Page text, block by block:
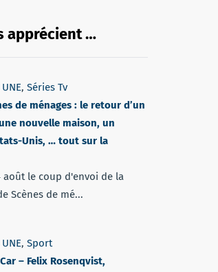
apprécient …
, Séries Tv
de ménages : le retour d’un
nouvelle maison, un
Unis, … tout sur la
août le coup d'envoi de la
Scènes de mé...
, Sport
– Felix Rosenqvist,